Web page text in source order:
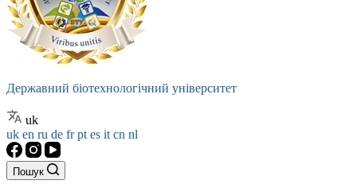
Державний біотехнологічний університет
uk
uk en ru de frpt es it cn nl
Пошук